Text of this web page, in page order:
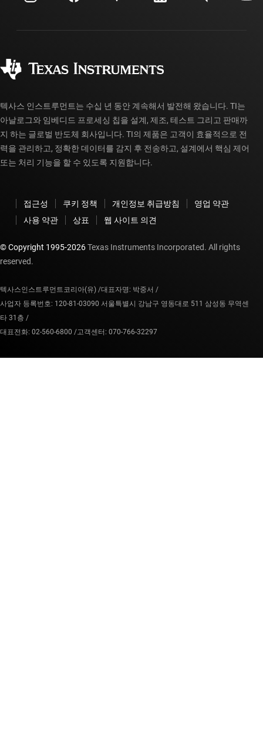
투자 관계
제조
myTI 계정 FAQ
주문 FAQ
텍사스 인스트루먼트는 수십 년 동안 계속해서 발전해 왔습니다. TI는
아날로그와 임베디드 프로세싱 칩을 설계, 제조, 테스트 그리고 판매까
지 하는 글로벌 반도체 회사입니다. TI의 제품은 고객이 효율적으로 전
력을 관리하고, 정확한 데이터를 감지 후 전송하고, 설계에서 핵심 제어
또는 처리 기능을 할 수 있도록 지원합니다.
접근성 쿠키 정책 개인정보 취급방침
영업 약관
사용 약관
상표 웹 사이트 의견
© Copyright 1995-2026Texas Instruments Incorporated. All rights
reserved.
텍사스인스트루먼트코리아(유) /대표자명: 박중서 /
사업자 등록번호: 120-81-03090 서울특별시 강남구 영동대로 511 삼성동 무역센
타 31층 /
대표전화: 02-560-6800 /고객센터: 070-766-32297